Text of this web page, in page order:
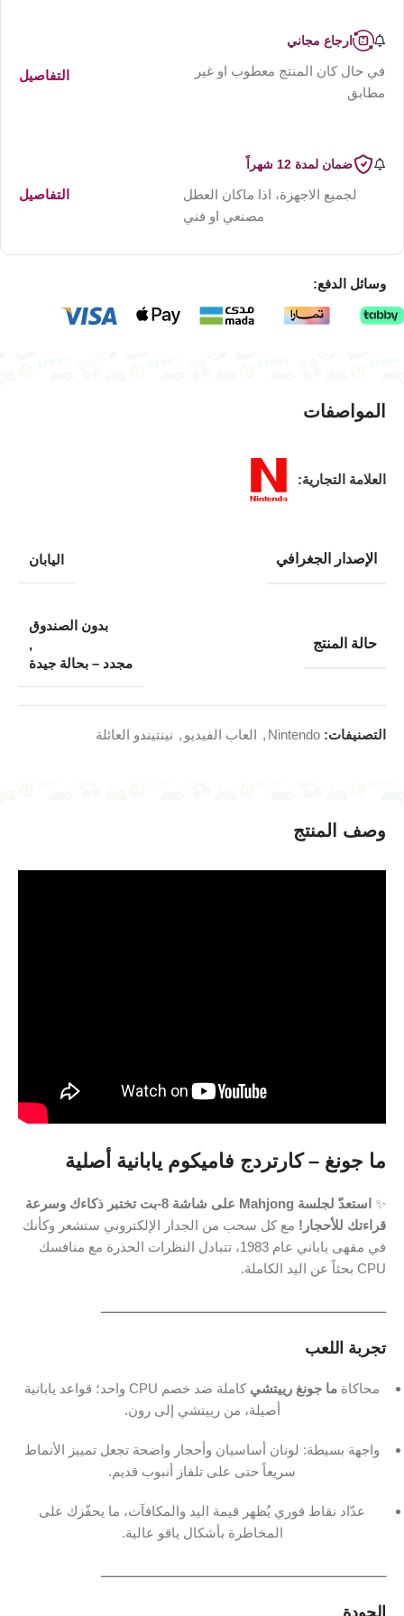
ارجاع مجاني
في حال كان المنتج معطوب او غير
مطابق
التفاصيل
ضمان لمدة 12 شهراً
لجميع الاجهزة، اذا ماكان العطل
مصنعي او فني
التفاصيل
وسائل الدفع:
وصف المنتج
️✨
استعدّ لجلسة Mahjong على شاشة 8-بت تختبر ذكاءك وسرعة
قراءتك للأحجار! مع كل سحب من الجدار الإلكتروني ستشعر وكأنك
في مقهى ياباني عام 1983، تتبادل النظرات الحذرة مع منافسك
CPU بحثاً عن اليد الكاملة.
ـــــــــــــــــــــــــــــــــــــــــــــــــــــــــــــــــــــــــــــــ
تجربة اللعب
محاكاة ما جونغ رييتشي
كاملة ضد خصم CPU واحد؛ قواعد يابانية
أصيلة، من رييتشي إلى رون.
واجهة بسيطة: لونان أساسيان وأحجار واضحة تجعل تمييز الأنماط
سريعاً حتى على تلفاز أنبوب قديم.
عدّاد نقاط فوري يُظهر قيمة اليد والمكافآت، ما يحفّزك على
المخاطرة بأشكال ياقو عالية.
ـــــــــــــــــــــــــــــــــــــــــــــــــــــــــــــــــــــــــــــــ
المواصفات
العلامة التجارية:
الإصدار الجغرافي اليابان
حالة المنتج
بدون الصندوق
,
مجدد – بحالة جيدة
التصنيفات: Nintendo
, العاب الفيديو , نينتيندو العائلة